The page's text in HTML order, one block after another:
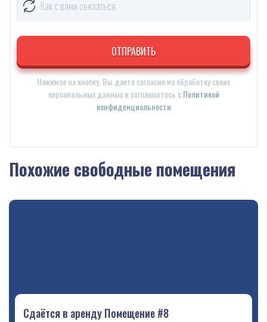
Нажимая на кнопку, Вы даете согласие на обработку своих
персональных данных и соглашаетесь сПолитикой
конфиденциальности
Похожие свободные помещения
Сдаётся в аренду Помещение #8